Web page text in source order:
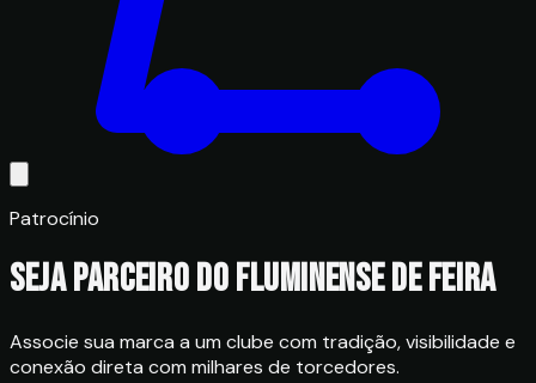
Patrocínio
Seja parceiro do Fluminense de Feira
Associe sua marca a um clube com tradição, visibilidade e
conexão direta com milhares de torcedores.